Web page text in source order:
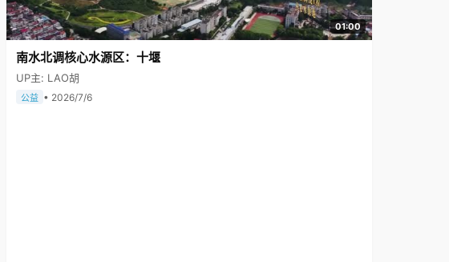
01:00
南水北调核心水源区：十堰
UP主: LAO胡
公益 • 2026/7/6